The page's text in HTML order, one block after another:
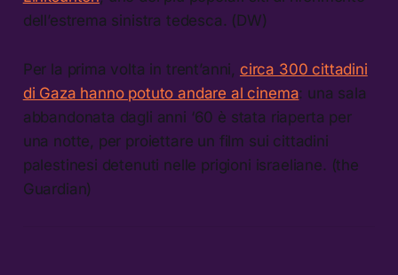
dell’estrema sinistra tedesca. (DW)
Per la prima volta in trent’anni, circa 300 cittadini
di Gaza hanno potuto andare al cinema: una sala
abbandonata dagli anni ‘60 è stata riaperta per
una notte, per proiettare un film sui cittadini
palestinesi detenuti nelle prigioni israeliane. (the
Guardian)